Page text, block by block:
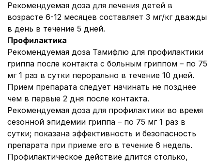
Рекомендуемая доза для лечения детей в
возрасте 6-12 месяцев составляет 3 мг/кг дважды
в день в течение 5 дней.
Профилактика
Рекомендуемая доза Тамифлю для профилактики
гриппа после контакта с больным гриппом – по 75
мг 1 раз в сутки перорально в течение 10 дней.
Прием препарата следует начинать не позднее
чем в первые 2 дня после контакта.
Рекомендуемая доза для профилактики во время
сезонной эпидемии гриппа – по 75 мг 1 раз в
сутки; показана эффективность и безопасность
препарата при приеме его в течение 6 недель.
Профилактическое действие длится столько,